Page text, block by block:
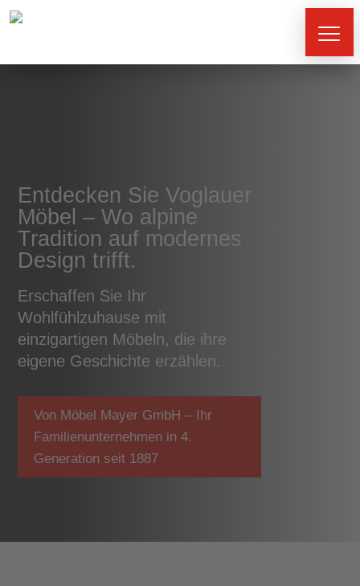
Entdecken Sie Voglauer
Möbel – Wo alpine
Tradition auf modernes
Design trifft.
Erschaffen Sie Ihr
Wohlfühlzuhause mit
einzigartigen Möbeln, die ihre
eigene Geschichte erzählen.
Von Möbel Mayer GmbH – Ihr
Familienunternehmen in 4.
Generation seit 1887